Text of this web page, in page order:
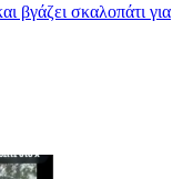
βγάζει σκαλοπάτι για